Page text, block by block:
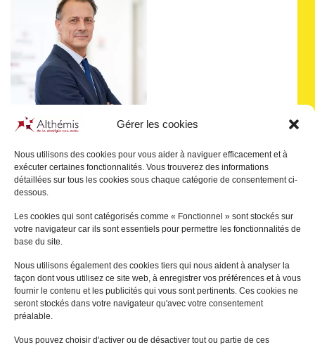
Gérer les cookies
Nous utilisons des cookies pour vous aider à naviguer efficacement et à
exécuter certaines fonctionnalités. Vous trouverez des informations
détaillées sur tous les cookies sous chaque catégorie de consentement ci-
dessous.
Les cookies qui sont catégorisés comme « Fonctionnel » sont stockés sur
votre navigateur car ils sont essentiels pour permettre les fonctionnalités de
base du site.
Nous utilisons également des cookies tiers qui nous aident à analyser la
façon dont vous utilisez ce site web, à enregistrer vos préférences et à vous
fournir le contenu et les publicités qui vous sont pertinents. Ces cookies ne
seront stockés dans votre navigateur qu'avec votre consentement
préalable.
Vous pouvez choisir d'activer ou de désactiver tout ou partie de ces
PascalJULIEN SAINT-
AMAND
PARIS